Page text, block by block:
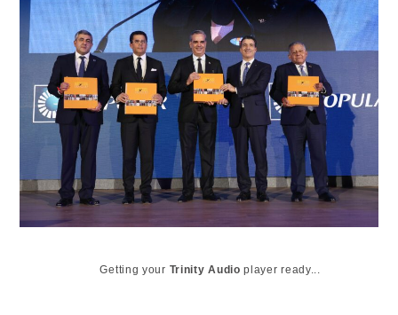
Getting your Trinity Audio player ready...